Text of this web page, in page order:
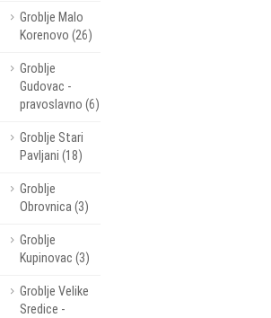
Groblje Malo
Korenovo (26)
Groblje
Gudovac -
pravoslavno (6)
Groblje Stari
Pavljani (18)
Groblje
Obrovnica (3)
Groblje
Kupinovac (3)
Groblje Velike
Sredice -